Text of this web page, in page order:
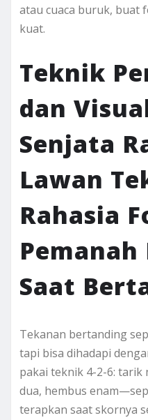
atau cuaca buruk, buat
kuat.
Teknik
dan
Senjata
Lawan
Rahasia
Saat
Tekanan bertanding
tapi bisa dihadapi
pakai teknik 4-2-6: tarik
dua, hembus
terapkan saat skornya